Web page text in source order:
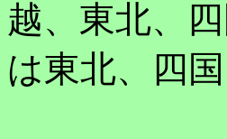
越、東北、
は東北、四